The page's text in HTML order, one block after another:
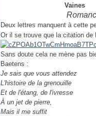
Vaines
Deux lettres manquent à cette
Or il se trouve que la citation de
Sans doute cela ne mène pas
Baetens :
Je sais que vous attendez
L'histoire de la grenouille
Et de l'étang, de l'ivresse
À un jet de pierre,
Mais il me suffit